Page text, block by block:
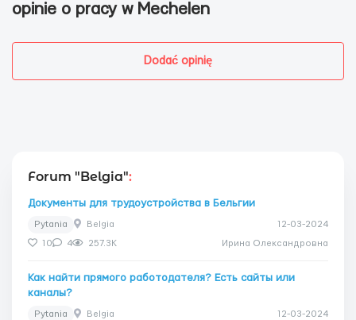
opinie o pracy w Mechelen
Dodać opinię
Forum "Belgia":
Документы для трудоустройства в Бельгии
Pytania Belgia 12-03-2024
10 4 257.3K Ирина Олександровна
Как найти прямого работодателя? Есть сайты или
каналы?
Pytania Belgia 12-03-2024